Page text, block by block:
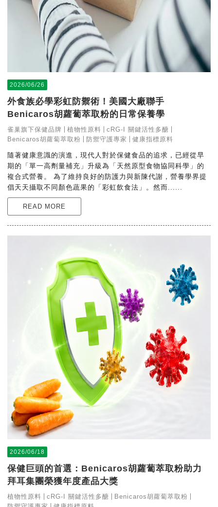
2026/06/26
外食族必學彩虹防禦術！美國大廠聯手
Benicaros胡蘿蔔萃取粉的日常保養學
雀巢旗下保健品牌 植物性原料
cRG-I 關鍵活性多醣
Benicaros胡蘿蔔萃取粉
防禦守護專家 健康指標原料
隨著健康意識的演進，現代人對於保健食品的追求，已經從早
期的「單一高劑量補充」升級為「天然原型食物協同科學」的
複合式營養。 為了維持良好的防護力與新陳代謝，營養學界提
倡天天攝取不同顏色蔬果的「彩虹飲食法」。然而......
READ MORE
2026/06/18
保健巨頭的首選：Benicaros胡蘿蔔萃取粉助力
拜耳集團榮獲年度產品大獎
植物性原料 cRG-I 關鍵活性多醣
Benicaros胡蘿蔔萃取粉